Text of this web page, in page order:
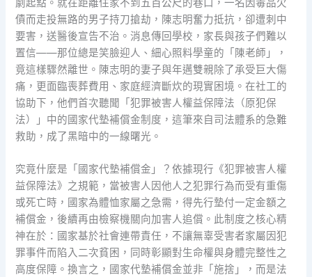
劇起點。就在距離住家不到五百公尺的巷口，一名因毒品欠
債而走投無路的男子持刀搶劫，陳志明奮力抵抗，卻遭刺中
要害，送醫後宣告不治。消息傳回學校，家長與孩子們難以
置信——那位總是笑臉迎人、細心照料學童的「陳老師」，
竟這樣驟然離世。陳志明的妻子與年邁雙親除了承受巨大傷
痛，更面臨喪葬費用、家庭經濟斷炊的現實困境。在社工的
協助下，他們首次聽聞「犯罪被害人權益保障法（原犯保
法）」中的國家代墊補償金制度，這筆來自司法體系的急難
救助，成了黑暗中的一線曙光。
究竟什麼是「國家代墊補償金」？依據現行《犯罪被害人權
益保障法》之規範，當被害人因他人之犯罪行為而受有重傷
或死亡時，國家為體恤家屬之急需，得先行墊付一定金額之
補償金，後續再由檢察機關向加害人追償。此制度之核心精
神在於：國家基於社會連帶責任，不讓無辜受害者家屬因犯
罪事件而陷入二次貧困，同時彰顯對生命權與身體完整性之
高度保障。換言之，國家代墊補償金並非「施捨」，而是法